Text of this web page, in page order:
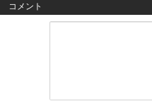
コメント